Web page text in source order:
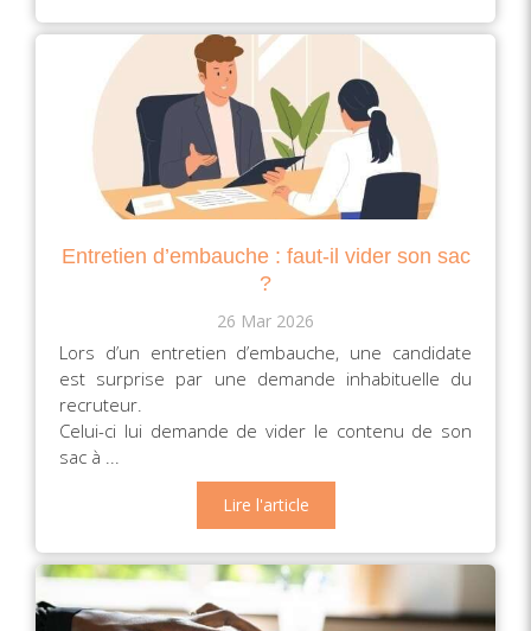
Entretien d’embauche : faut-il vider son sac
?
26 Mar 2026
Lors d’un entretien d’embauche, une candidate
est surprise par une demande inhabituelle du
recruteur.
Celui-ci lui demande de vider le contenu de son
sac à ...
Lire l'article